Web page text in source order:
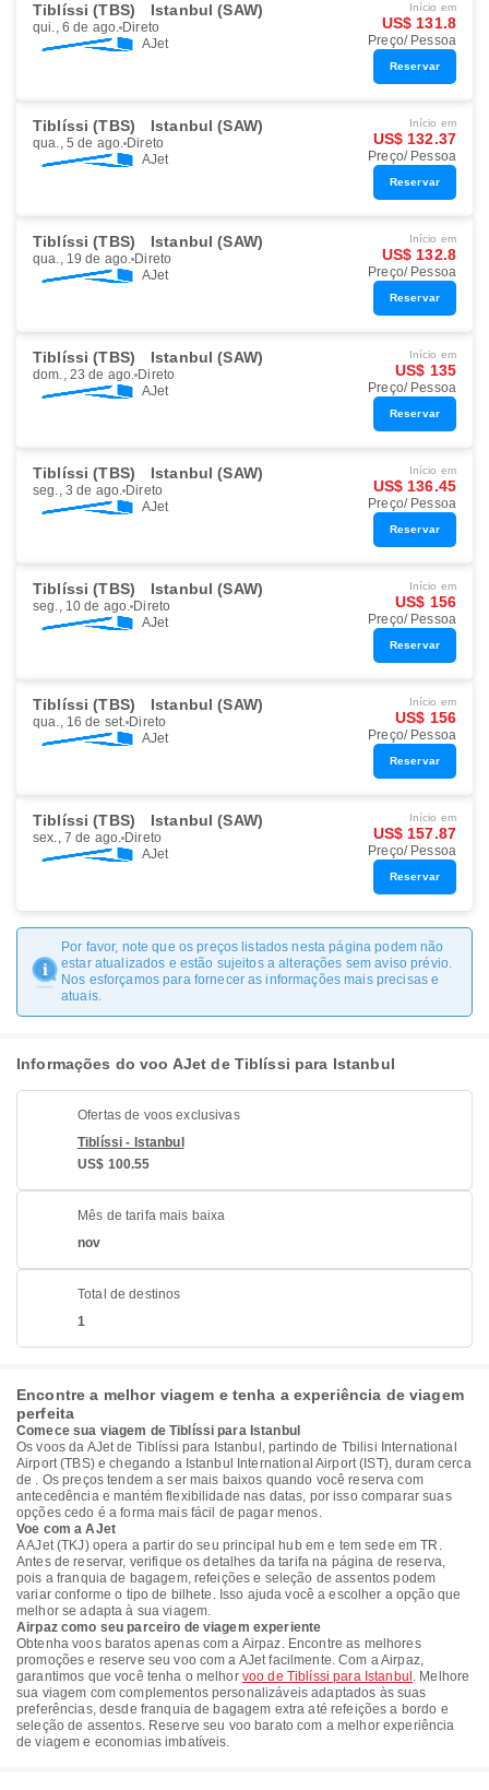
Tiblíssi (TBS) Istanbul (SAW)
qui., 6 de ago. Direto
AJet
Início em
US$ 131.8
Preço/ Pessoa
Reservar
Tiblíssi (TBS) Istanbul (SAW)
qua., 5 de ago. Direto
AJet
Início em
US$ 132.37
Preço/ Pessoa
Reservar
Tiblíssi (TBS) Istanbul (SAW)
qua., 19 de ago. Direto
AJet
Início em
US$ 132.8
Preço/ Pessoa
Reservar
Tiblíssi (TBS) Istanbul (SAW)
dom., 23 de ago. Direto
AJet
Início em
US$ 135
Preço/ Pessoa
Reservar
Tiblíssi (TBS) Istanbul (SAW)
seg., 3 de ago. Direto
AJet
Início em
US$ 136.45
Preço/ Pessoa
Reservar
Tiblíssi (TBS) Istanbul (SAW)
seg., 10 de ago. Direto
AJet
Início em
US$ 156
Preço/ Pessoa
Reservar
Tiblíssi (TBS) Istanbul (SAW)
qua., 16 de set. Direto
AJet
Início em
US$ 156
Preço/ Pessoa
Reservar
Tiblíssi (TBS) Istanbul (SAW)
sex., 7 de ago. Direto
AJet
Início em
US$ 157.87
Preço/ Pessoa
Reservar
Por favor, note que os preços listados nesta página podem não
estar atualizados e estão sujeitos a alterações sem aviso prévio.
Nos esforçamos para fornecer as informações mais precisas e
atuais.
Informações do voo AJet de Tiblíssi para Istanbul
Ofertas de voos exclusivas
Tiblíssi - Istanbul
US$ 100.55
Mês de tarifa mais baixa
nov
Total de destinos
1
Encontre a melhor viagem e tenha a experiência de viagem
perfeita
Comece sua viagem de Tiblíssi para Istanbul
Os voos da AJet de Tiblíssi para Istanbul, partindo de Tbilisi International
Airport (TBS) e chegando a Istanbul International Airport (IST), duram cerca
de . Os preços tendem a ser mais baixos quando você reserva com
antecedência e mantém flexibilidade nas datas, por isso comparar suas
opções cedo é a forma mais fácil de pagar menos.
Voe com a AJet
A AJet (TKJ) opera a partir do seu principal hub em e tem sede em TR.
Antes de reservar, verifique os detalhes da tarifa na página de reserva,
pois a franquia de bagagem, refeições e seleção de assentos podem
variar conforme o tipo de bilhete. Isso ajuda você a escolher a opção que
melhor se adapta à sua viagem.
Airpaz como seu parceiro de viagem experiente
Obtenha voos baratos apenas com a Airpaz. Encontre as melhores
promoções e reserve seu voo com a AJet facilmente. Com a Airpaz,
garantimos que você tenha o melhor voo de Tiblíssi para Istanbul . Melhore
sua viagem com complementos personalizáveis adaptados às suas
preferências, desde franquia de bagagem extra até refeições a bordo e
seleção de assentos. Reserve seu voo barato com a melhor experiência
de viagem e economias imbatíveis.